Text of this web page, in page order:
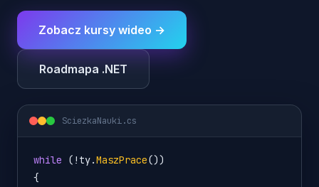
Zobacz kursy wideo →
Roadmapa .NET
SciezkaNauki.cs
while (! ty.MaszPrace())
{